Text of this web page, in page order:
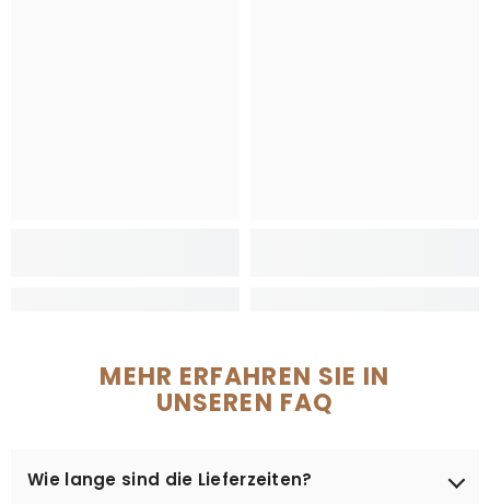
MEHR ERFAHREN SIE IN
UNSEREN FAQ
Wie lange sind die Lieferzeiten?